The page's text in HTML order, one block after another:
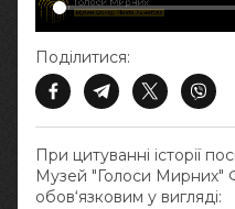
При цитуванні історії
Музей "Голоси Мирних"
обов‘язковим у вигляді:
Поділитися: